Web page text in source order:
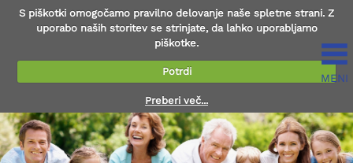
S piškotki omogočamo pravilno delovanje naše spletne strani. Z
uporabo naših storitev se strinjate, da lahko uporabljamo
piškotke.
Potrdi
Preberi več...
MENI